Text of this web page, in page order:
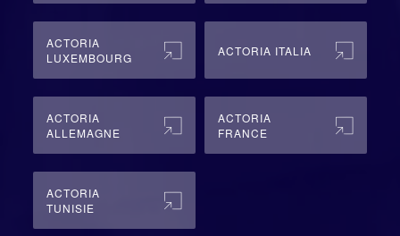
ACTORIA
LUXEMBOURG
ACTORIA ITALIA
ACTORIA
ALLEMAGNE
ACTORIA
FRANCE
ACTORIA
TUNISIE